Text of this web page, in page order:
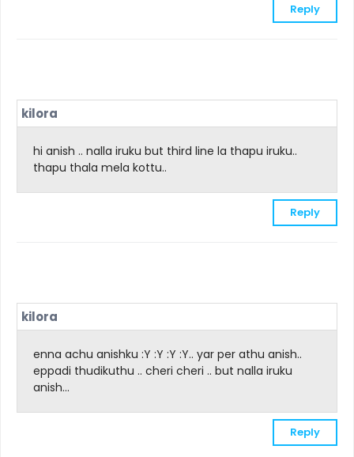
Reply
kilora
hi anish .. nalla iruku but third line la thapu iruku..
thapu thala mela kottu..
Reply
kilora
enna achu anishku :Y :Y :Y :Y.. yar per athu anish..
eppadi thudikuthu .. cheri cheri .. but nalla iruku
anish...
Reply